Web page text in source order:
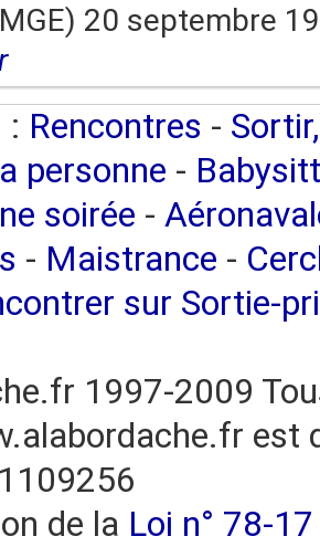
20 septembre
: Rencontres -
personne -
soirée -
- Maistrance -
sur Sortie-
1997-2009
est
de la Loi n° 78-